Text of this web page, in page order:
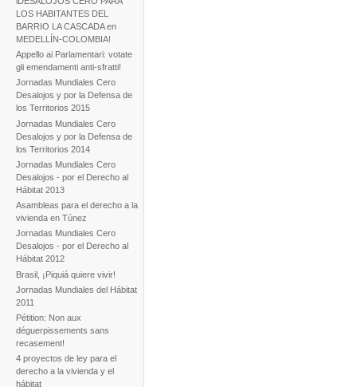
LOS HABITANTES DEL
BARRIO LA CASCADA en
MEDELLÍN-COLOMBIA!
Appello ai Parlamentari: votate
gli emendamenti anti-sfratti!
Jornadas Mundiales Cero
Desalojos y por la Defensa de
los Territorios 2015
Jornadas Mundiales Cero
Desalojos y por la Defensa de
los Territorios 2014
Jornadas Mundiales Cero
Desalojos - por el Derecho al
Hábitat 2013
Asambleas para el derecho a la
vivienda en Túnez
Jornadas Mundiales Cero
Desalojos - por el Derecho al
Hábitat 2012
Brasil, ¡Piquiá quiere vivir!
Jornadas Mundiales del Hábitat
2011
Pétition: Non aux
déguerpissements sans
recasement!
4 proyectos de ley para el
derecho a la vivienda y el
hábitat